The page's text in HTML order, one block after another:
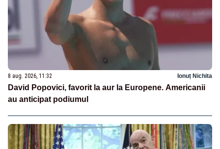
8 aug. 2026, 11:32 Ionuț Nichita
David Popovici, favorit la aur la Europene. Americanii
au anticipat podiumul